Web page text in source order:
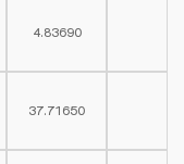
4.83690
37.71650